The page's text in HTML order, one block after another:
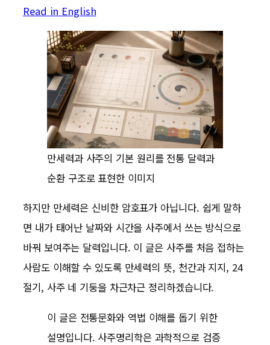
Read in English
만세력과 사주의 기본 원리를 전통 달력과
순환 구조로 표현한 이미지
하지만 만세력은 신비한 암호표가 아닙니다. 쉽게 말하
면 내가 태어난 날짜와 시간을 사주에서 쓰는 방식으로
바꿔 보여주는 달력입니다. 이 글은 사주를 처음 접하는
사람도 이해할 수 있도록 만세력의 뜻, 천간과 지지, 24
절기, 사주 네 기둥을 차근차근 정리하겠습니다.
이 글은 전통문화와 역법 이해를 돕기 위한
설명입니다. 사주명리학은 과학적으로 검증